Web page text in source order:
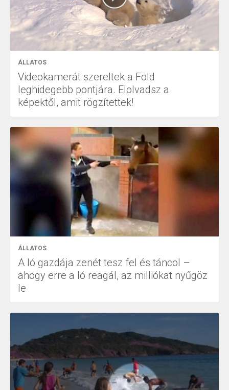
ÁLLATOS
Videokamerát szereltek a Föld
leghidegebb pontjára. Elolvadsz a
képektől, amit rögzítettek!
ÁLLATOS
A ló gazdája zenét tesz fel és táncol –
ahogy erre a ló reagál, az milliókat nyűgöz
le